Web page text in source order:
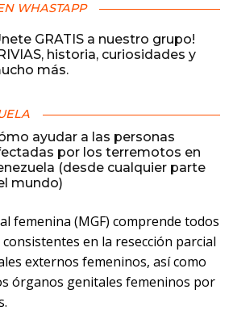
WHASTAPP
GRATIS a nuestro grupo!
historia, curiosidades y
más.
ayudar a las personas
por los terremotos en
(desde cualquier parte
mundo)
femenina (MGF) comprende todos
en la resección parcial
externos femeninos, así como
órganos genitales femeninos por